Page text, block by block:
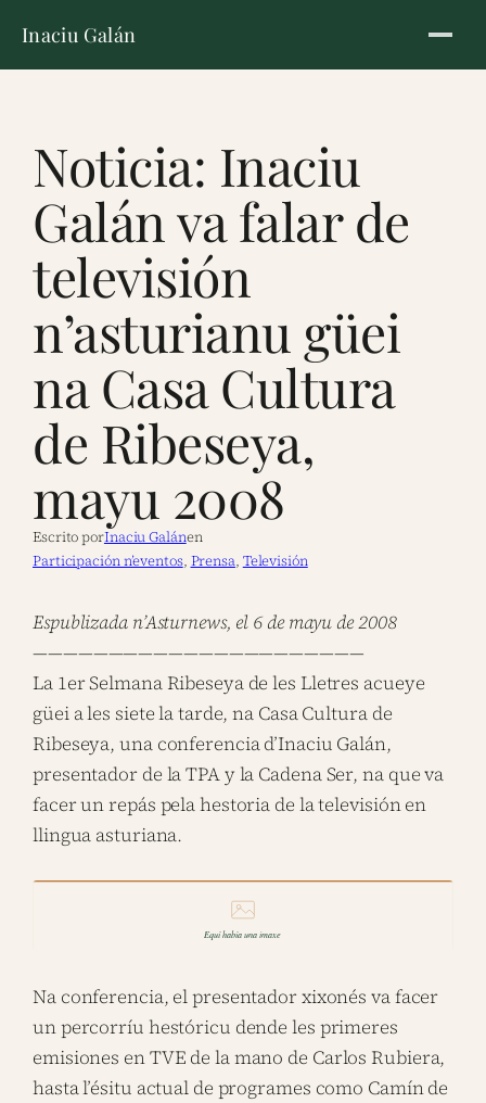
Inaciu Galán
Noticia: Inaciu
Galán va falar de
televisión
n’asturianu güei
na Casa Cultura
de Ribeseya,
mayu 2008
Escrito porInaciu Galánen
Participación n’eventos, Prensa, Televisión
Espublizada n’Asturnews, el 6 de mayu de 2008
——————————————————————
La 1er Selmana Ribeseya de les Lletres acueye
güei a les siete la tarde, na Casa Cultura de
Ribeseya, una conferencia d’Inaciu Galán,
presentador de la TPA y la Cadena Ser, na que va
facer un repás pela hestoria de la televisión en
llingua asturiana.
Na conferencia, el presentador xixonés va facer
un percorríu hestóricu dende les primeres
emisiones en TVE de la mano de Carlos Rubiera,
hasta l’ésitu actual de programes como Camín de